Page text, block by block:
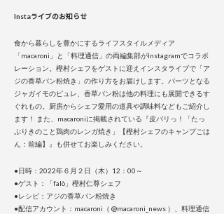
Instaライブのお知らせ
食から暮らしを豊かにするライフスタイルメディア
「macaroni」と「料理通信」の両編集部がInstagramでコラボ
レーション。樫村シェフをゲストに迎えインスタライブで「ア
ジの香草パン粉焼き」の作り方をお届けします。パーツとなる
ジャガイモのピュレ、香草パン粉は他の料理にも展開できるす
ぐれもの。厨房からシェフ愛用の道具や調味料などもご紹介し
ます！ また、macaroniに掲載されている『皮パリっ！「たっ
ぷりきのこと鶏肉のレンガ焼き」【樫村シェフのキャンプごは
ん：前編】』も併せてお楽しみください。
●日時：2022年６月２日（木）12：00～
●ゲスト：「falò」樫村仁尊シェフ
●レシピ：アジの香草パン粉焼き
●配信アカウント：macaroni（ @macaroni_news ）、料理通信